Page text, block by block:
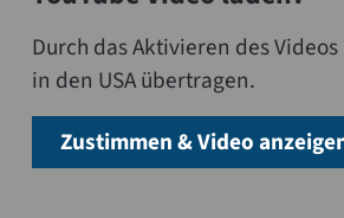
Durch das Aktivieren des
in den USA übertragen.
Zustimmen & Video